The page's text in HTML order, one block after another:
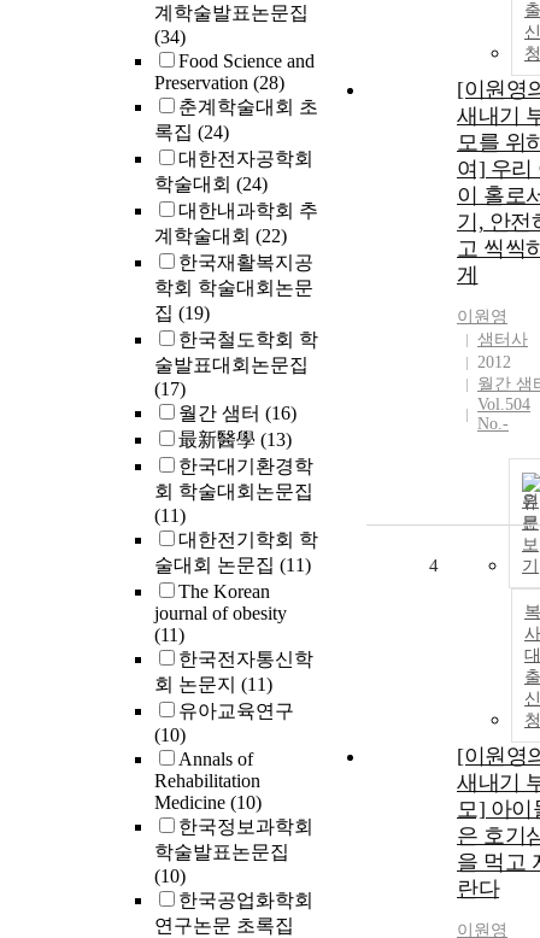
계학술발표논문집
(34)
Food Science and
Preservation (28)
춘계학술대회 초
록집 (24)
대한전자공학회
학술대회 (24)
대한내과학회 추
계학술대회 (22)
한국재활복지공
학회 학술대회논문
집 (19)
한국철도학회 학
술발표대회논문집
(17)
월간 샘터 (16)
最新醫學 (13)
한국대기환경학
회 학술대회논문집
(11)
대한전기학회 학
술대회 논문집 (11)
The Korean
journal of obesity
(11)
한국전자통신학
회 논문지 (11)
유아교육연구
(10)
Annals of
Rehabilitation
Medicine (10)
한국정보과학회
학술발표논문집
(10)
한국공업화학회
연구논문 초록집
출
신
청
[이원영
새내기
모를 위
여] 우리
이 홀로
기, 안전
고 씩씩
게
이원영
샘터사
2012
월간 샘
Vol.504
No.-
원
문
보
기
복
대
출
신
청
4
[이원영
새내기
모] 아이
은 호기
을 먹고
란다
이원영